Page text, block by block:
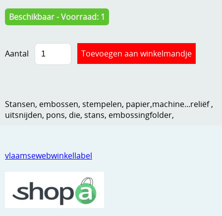
Hout , MDF, kartonmateriaal, steen
Kleurmateriaal-tekenmateriaal
Kneedmateriaal
Leuke versieringen
Merken
Papier en karton
Ponsen
Ribbelaar
vlaamsewebwinkellabel
Beschikbaar - Voorraad: 1
Aantal
Stansen, embossen, stempelen, papier,machine...reliëf ,
uitsnijden, pons, die, stans, embossingfolder,